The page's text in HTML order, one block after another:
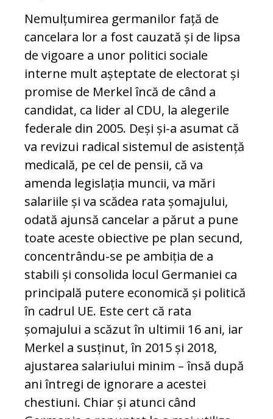
Nemulțumirea germanilor față de
cancelara lor a fost cauzată și de lipsa
de vigoare a unor politici sociale
interne mult așteptate de electorat și
promise de Merkel încă de când a
candidat, ca lider al CDU, la alegerile
federale din 2005. Deși și-a asumat că
va revizui radical sistemul de asistență
medicală, pe cel de pensii, că va
amenda legislația muncii, va mări
salariile și va scădea rata șomajului,
odată ajunsă cancelar a părut a pune
toate aceste obiective pe plan secund,
concentrându-se pe ambiția de a
stabili și consolida locul Germaniei ca
principală putere economică și politică
în cadrul UE. Este cert că rata
șomajului a scăzut în ultimii 16 ani, iar
Merkel a susținut, în 2015 și 2018,
ajustarea salariului minim – însă după
ani întregi de ignorare a acestei
chestiuni. Chiar și atunci când